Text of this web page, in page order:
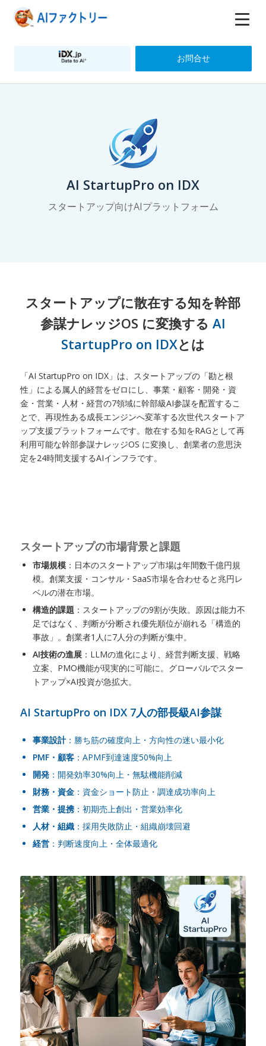
お問合せ
AI StartupPro on IDX
スタートアップ向けAIプラットフォーム
スタートアップに散在する知を幹部
参謀ナレッジOS に変換する AI
StartupPro on IDXとは
「AI StartupPro on IDX」は、スタートアップの「勘と根
性」による属人的経営をゼロにし、事業・顧客・開発・資
金・営業・人材・経営の7領域に幹部級AI参謀を配置するこ
とで、再現性ある成長エンジンへ変革する次世代スタートア
ップ支援プラットフォームです。散在する知をRAGとして再
利用可能な幹部参謀ナレッジOS に変換し、創業者の意思決
定を24時間支援するAIインフラです。
スタートアップの市場背景と課題
市場規模：日本のスタートアップ市場は年間数千億円規
模。創業支援・コンサル・SaaS市場を合わせると兆円レ
ベルの潜在市場。
構造的課題 ：スタートアップの9割が失敗。原因は能力不
足ではなく、判断が分断され優先順位が崩れる「構造的
事故」。創業者1人に7人分の判断が集中。
AI技術の進展：LLMの進化により、経営判断支援、戦略
立案、PMO機能が現実的に可能に。グローバルでスター
トアップ×AI投資が急拡大。
AI StartupPro on IDX 7人の部長級AI参謀
事業設計：勝ち筋の確度向上・方向性の迷い最小化
PMF・顧客：APMF到達速度50%向上
開発：開発効率30%向上・無駄機能削減
財務・資金：資金ショート防止・調達成功率向上
営業・提携：初期売上創出・営業効率化
人材・組織：採用失敗防止・組織崩壊回避
経営：判断速度向上・全体最適化